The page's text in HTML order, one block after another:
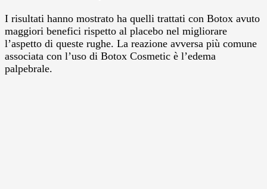
I risultati hanno mostrato ha quelli trattati con Botox avuto
maggiori benefici rispetto al placebo nel migliorare
l’aspetto di queste rughe. La reazione avversa più comune
associata con l’uso di Botox Cosmetic è l’edema
palpebrale.